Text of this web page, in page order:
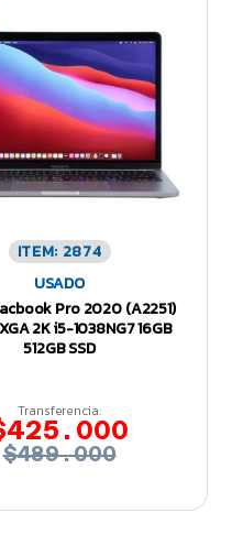
ITEM: 2874
USADO
Pro 2020 (A2251)
2K i5-1038NG7 16GB
512GB SSD
Transferencia:
$489.000